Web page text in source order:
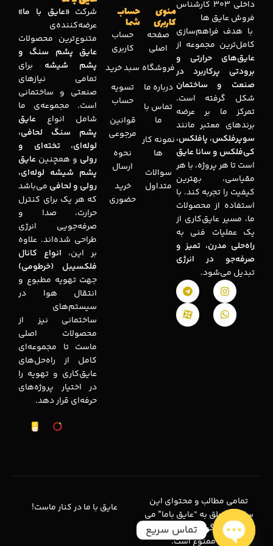
داخلی 303 کارشناس
فروش عایق ها
با هدف فراهم‌سازی
کامل‌ترین مجموعه‌ از
عایق‌های حرارتی و
برودتی پرکاربرد در
صنعت و ساختمان
شکل گرفته است.
تمرکز ما بر عرضه
برندهای معتبر مانند
سوپرفلکس، پافلکس،
کی‌فلکس و سانا عایق
است تا هر پروژه، با هر
مقیاسی، بهترین
کیفیت را تجربه کند. با
استفاده از محصولات
ما، مسیر عایق‌کاری از
یک عملیات فنی به
راه‌حلی مدرن، تمیز و
صرفه‌جو در انرژی
تبدیل می‌شود.
منوی
کاربری
صفحه
اصلی
فروشگاه
درباره ما
تماس با
ما
نمونه کار
ها
سوالات
متداول
حساب
شما
حساب
کاربری
سبد خرید
تسویه
حساب
قوانین
مرجوعی
نحوه
ارسال
خرید
حضوری
شرکت«عایق با ما»
عرضه‌کننده‌ی
متنوع‌ترین محصولات
عایق پشم سنگ و
پشم شیشه برای
تمامی نیازهای
صنعتی و ساختمانی
است. مجموعه‌ی ما
شامل انواع عایق
پشم سنگ لحافی،
لوله‌ای، تخته‌ای و
رولی و همچنین عایق
پشم شیشه لوله‌ای،
رولی و لحافی می‌باشد
که هر یک برای کنترل
حرارت، صدا و
صرفه‌جویی انرژی
طراحی شده‌اند. علاوه
بر این، انواع کانال
فلکسیبل (خرطومی)
جهت تهویه مطبوع و
انتقال هوا در
سیستم‌های
ساختمانی نیز از
محصولات اصلی
ماست تا مجموعه‌ای
کامل از راه‌حل‌های
عایق‌کاری و تهویه را
در اختیار پروژه‌های
حرفه‌ای قرار دهد.
تمامی مطالب و محتوای این
سایت متعلق به “عایق باما” می
باشد و هرگونه کپی برداری از
آن ممنوع است.
عایق با ما در کنار ماست!
تماس سریع